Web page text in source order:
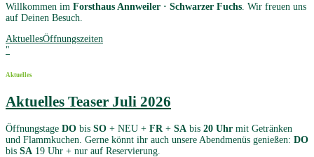
Willkommen im Forsthaus Annweiler · Schwarzer Fuchs . Wir freuen uns
auf Deinen Besuch.
AktuellesÖffnungszeiten
"
Aktuelles
Aktuelles Teaser Juli 2026
Öffnungstage DO bis SO + NEU + FR + SA bis 20 Uhr mit Getränken
und Flammkuchen. Gerne könnt ihr auch unsere Abendmenüs genießen: DO
bis SA 19 Uhr + nur auf Reservierung.